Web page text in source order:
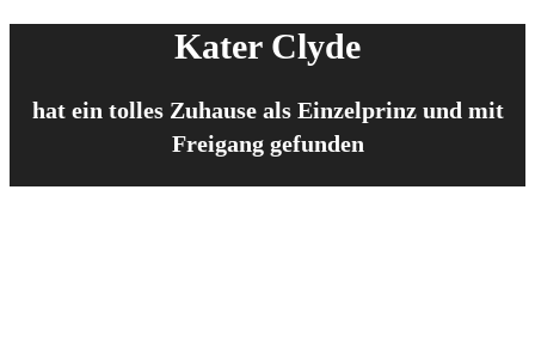
Kater Clyde
hat ein tolles Zuhause als Einzelprinz und mit
Freigang gefunden